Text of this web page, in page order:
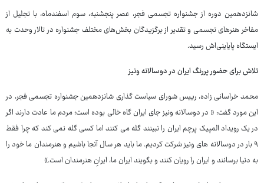
شانزدهمین دوره از جشنواره تجسمی فجر، عصر پنجشنبه، سوم اسفندماه، با تجلیل از
مفاخر هنرهای تجسمی و تقدیر از برگزیدگان بخش‌های مختلف جشنواره در تالار وحدت به
ایستگاه پایاینی‌اش رسید.
تلاش برای حضور پررنگ ایران در دوسالانه ونیز
محمد خراسانی زاده، رییس شورای سیاست گذاری شانزدهمین جشنواره تجسمی فجر، در
این مورد گفت: « در دوسالانه ونیز جای ایران گاه خالی بوده است؛ مردم ما عادت دارند اگر
در یک رویداد المپیک پرچم ایران را نبینند گله می کنند اما کسی گله نمی کند که چرا فقط
٩ بار در دوسالانه های ونیز شرکت کردیم. ما باید هر سال آنجا باشیم و هنرمندان ما خود را
به دنیا برسانند و ایران را رویان کنند و بگویند ایران ما، ایرانِ هنرمندان است.»